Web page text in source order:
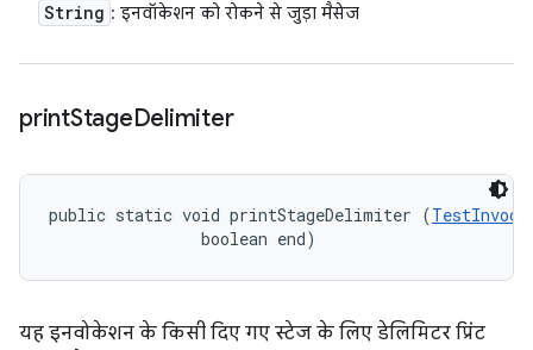
String : इनवॉकेशन को रोकने से जुड़ा मैसेज
printStageDelimiter
public static void printStageDelimiter (
                boolean end)
यह इनवोकेशन के किसी दिए गए स्टेज के लिए डेलिमिटर प्रिंट